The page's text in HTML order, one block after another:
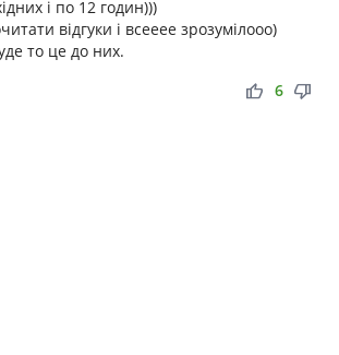
і по 12 годин)))
відгуки і всееее зрозумілооо)
то це до них.
thumb_up thumb_down
6